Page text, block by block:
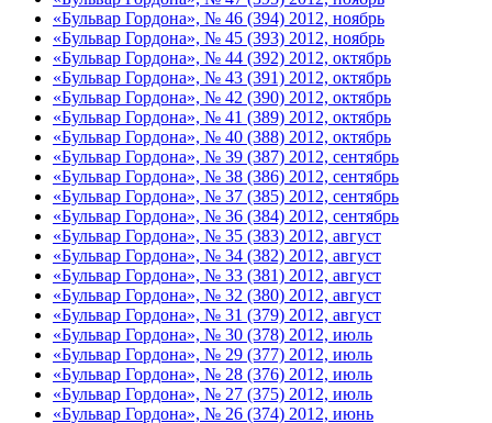
«Бульвар Гордона», № 46 (394) 2012, ноябрь
«Бульвар Гордона», № 45 (393) 2012, ноябрь
«Бульвар Гордона», № 44 (392) 2012, октябрь
«Бульвар Гордона», № 43 (391) 2012, октябрь
«Бульвар Гордона», № 42 (390) 2012, октябрь
«Бульвар Гордона», № 41 (389) 2012, октябрь
«Бульвар Гордона», № 40 (388) 2012, октябрь
«Бульвар Гордона», № 39 (387) 2012, сентябрь
«Бульвар Гордона», № 38 (386) 2012, сентябрь
«Бульвар Гордона», № 37 (385) 2012, сентябрь
«Бульвар Гордона», № 36 (384) 2012, сентябрь
«Бульвар Гордона», № 35 (383) 2012, август
«Бульвар Гордона», № 34 (382) 2012, август
«Бульвар Гордона», № 33 (381) 2012, август
«Бульвар Гордона», № 32 (380) 2012, август
«Бульвар Гордона», № 31 (379) 2012, август
«Бульвар Гордона», № 30 (378) 2012, июль
«Бульвар Гордона», № 29 (377) 2012, июль
«Бульвар Гордона», № 28 (376) 2012, июль
«Бульвар Гордона», № 27 (375) 2012, июль
«Бульвар Гордона», № 26 (374) 2012, июнь